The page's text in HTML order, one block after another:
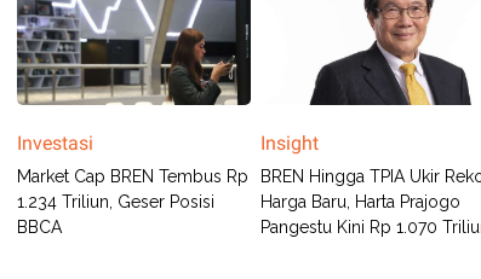
Investasi
Market Cap BREN Tembus Rp
1.234 Triliun, Geser Posisi
BBCA
Insight
BREN Hingga TPIA Ukir
Harga Baru, Harta Prajogo
Pangestu Kini Rp 1.070